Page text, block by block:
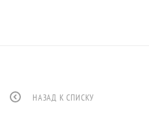
НАЗАД К СПИСКУ